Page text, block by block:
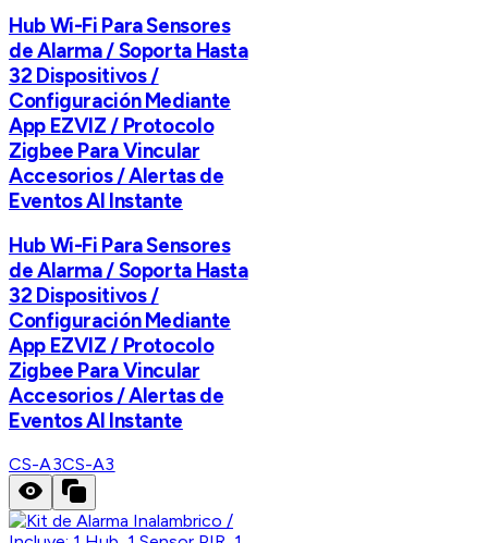
Hub Wi-Fi Para Sensores
de Alarma / Soporta Hasta
32 Dispositivos /
Configuración Mediante
App EZVIZ / Protocolo
Zigbee Para Vincular
Accesorios / Alertas de
Eventos Al Instante
Hub Wi-Fi Para Sensores
de Alarma / Soporta Hasta
32 Dispositivos /
Configuración Mediante
App EZVIZ / Protocolo
Zigbee Para Vincular
Accesorios / Alertas de
Eventos Al Instante
CS-A3CS-A3